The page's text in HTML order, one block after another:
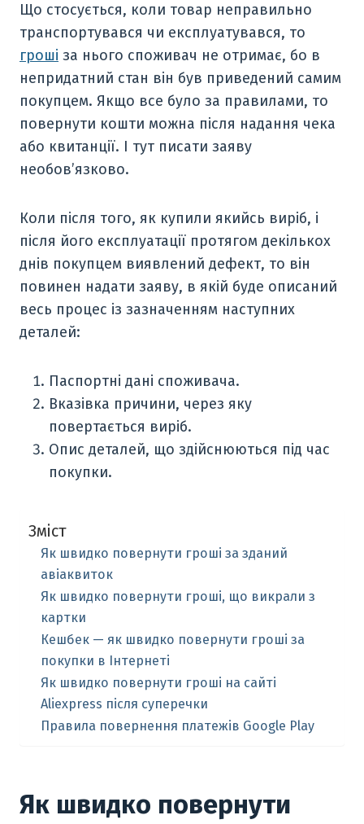
Що стосується, коли товар неправильно
транспортувався чи експлуатувався, то
гроші за нього споживач не отримає, бо в
непридатний стан він був приведений самим
покупцем. Якщо все було за правилами, то
повернути кошти можна після надання чека
або квитанції. І тут писати заяву
необов’язково.
Коли після того, як купили якийсь виріб, і
після його експлуатації протягом декількох
днів покупцем виявлений дефект, то він
повинен надати заяву, в якій буде описаний
весь процес із зазначенням наступних
деталей:
Паспортні дані споживача.
Вказівка причини, через яку
повертається виріб.
Опис деталей, що здійснюються під час
покупки.
Зміст
Як швидко повернути гроші за зданий
авіаквиток
Як швидко повернути гроші, що викрали з
картки
Кешбек — як швидко повернути гроші за
покупки в Інтернеті
Як швидко повернути гроші на сайті
Aliexpress після суперечки
Правила повернення платежів Google Play
Як швидко повернути